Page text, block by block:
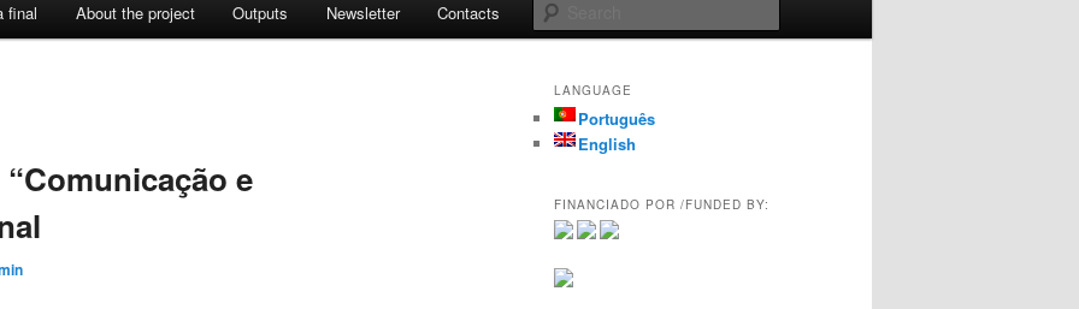
final About the project Outputs Newsletter Contacts
e
LANGUAGE
Português
English
FINANCIADO POR /FUNDED BY: